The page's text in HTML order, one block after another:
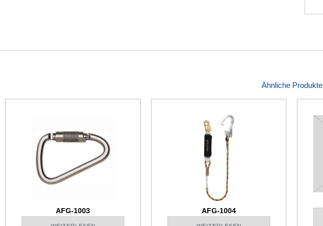
Ähnliche Produkte
AFG-1003 AFG-1004